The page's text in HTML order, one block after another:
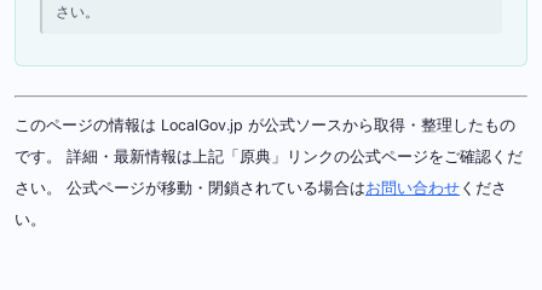
さい。
このページの情報は LocalGov.jp が公式ソースから取得・整理したもの
です。 詳細・最新情報は上記「原典」リンクの公式ページをご確認くだ
さい。 公式ページが移動・閉鎖されている場合はお問い合わせ くださ
い。